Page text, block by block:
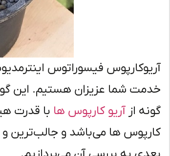
آریوکارپوس فیسوراتوس
خدمت شما عزیزان هستیم. این
گونه از آریو کارپوس ها با قدرت
کارپوس ها می‌باشد و جالب‌ترین و